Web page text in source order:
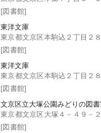
[図書館]
東洋文庫
東京都文京区本駒込２丁目２８
[図書館]
東洋文庫
東京都文京区本駒込２丁目２８
[図書館]
文京区立大塚公園みどりの図書
東京都文京区大塚４－４９－２
[図書館]